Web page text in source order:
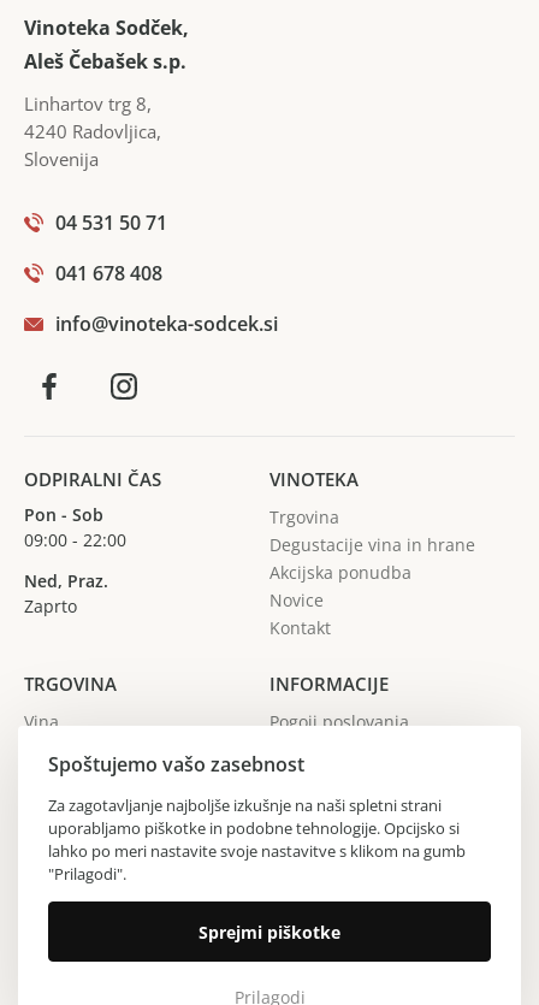
Vinoteka Sodček,
Aleš Čebašek s.p.
Linhartov trg 8,
4240 Radovljica,
Slovenija
04 531 50 71
041 678 408
info@vinoteka-sodcek.si
ODPIRALNI ČAS
Pon - Sob
09:00 - 22:00
Ned, Praz.
Zaprto
VINOTEKA
Trgovina
Degustacije vina in hrane
Akcijska ponudba
Novice
Kontakt
TRGOVINA
Vina
Gin
Vinarji
Regije
INFORMACIJE
Pogoji poslovanja
Copyright © 2024 Vinoteka Sodček. Vse pravice pridržane.
Izdelava spletne strani All Pro d.o.o.
Spoštujemo vašo zasebnost
Za zagotavljanje najboljše izkušnje na naši spletni strani
uporabljamo piškotke in podobne tehnologije. Opcijsko si
lahko po meri nastavite svoje nastavitve s klikom na gumb
"Prilagodi".
Sprejmi piškotke
Prilagodi